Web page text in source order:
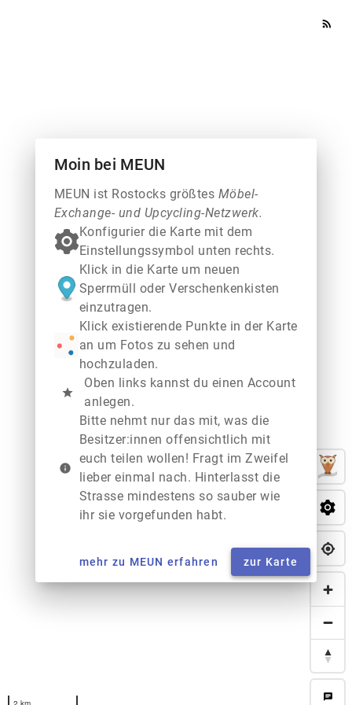
rss_feed
chat
Moin bei MEUN
MEUN ist Rostocks größtes Möbel-
Exchange- und Upcycling-Netzwerk.
Konfigurier die Karte mit dem
Einstellungssymbol unten rechts.
Klick in die Karte um neuen
Sperrmüll oder Verschenkenkisten
einzutragen.
Klick existierende Punkte in der Karte
an um Fotos zu sehen und
hochzuladen.
star
Oben links kannst du einen Account
anlegen.
info
Bitte nehmt nur das mit, was die
Besitzer:innen offensichtlich mit
euch teilen wollen! Fragt im Zweifel
lieber einmal nach. Hinterlasst die
Strasse mindestens so sauber wie
ihr sie vorgefunden habt.
mehr zu MEUN erfahren zur Karte